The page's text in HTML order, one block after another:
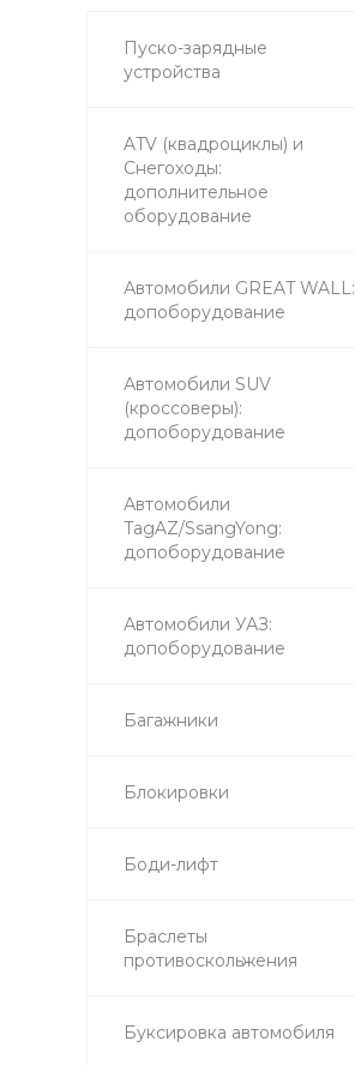
Пуско-зарядные
устройства
ATV (квадроциклы) и
Снегоходы:
дополнительное
оборудование
Автомобили GREAT WALL:
допоборудование
Автомобили SUV
(кроссоверы):
допоборудование
Автомобили
TagAZ/SsangYong:
допоборудование
Автомобили УАЗ:
допоборудование
Багажники
Блокировки
Боди-лифт
Браслеты
противоскольжения
Буксировка автомобиля